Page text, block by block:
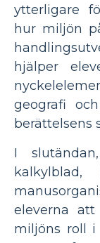
ytterligare
hur miljön
hjälper
geografi
berättelsens
I
kalkylblad,
eleverna
miljöns roll i